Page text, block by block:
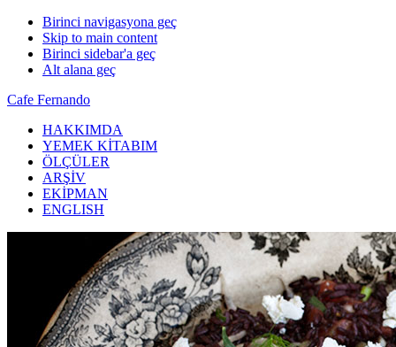
Birinci navigasyona geç
Skip to main content
Birinci sidebar'a geç
Alt alana geç
Cafe Fernando
HAKKIMDA
YEMEK KİTABIM
ÖLÇÜLER
ARŞİV
EKİPMAN
ENGLISH